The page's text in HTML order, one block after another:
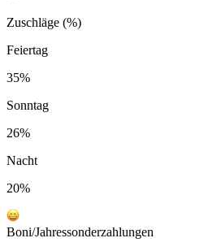
Zuschläge (%)
Feiertag
35%
Sonntag
26%
Nacht
20%
Boni/Jahressonderzahlungen